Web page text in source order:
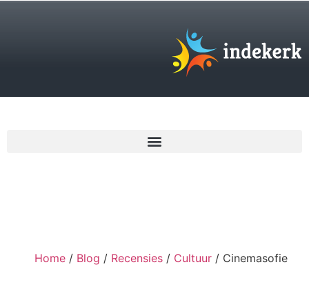
Home / Blog / Recensies / Cultuur / Cinemasofie